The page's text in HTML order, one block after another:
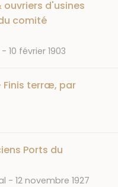
ouvriers d'usines
comité
DATE
10 février 1903
Finis terræ, par
Ports du
DATE
12 novembre 1927